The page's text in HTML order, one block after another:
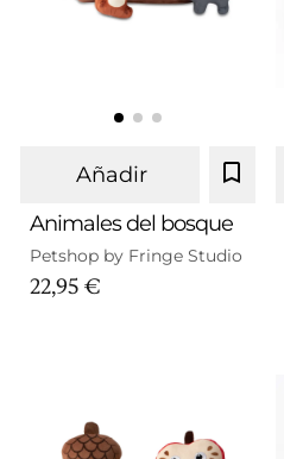
Añadir
Animales del bosque
Petshop by Fringe Studio
22,95 €